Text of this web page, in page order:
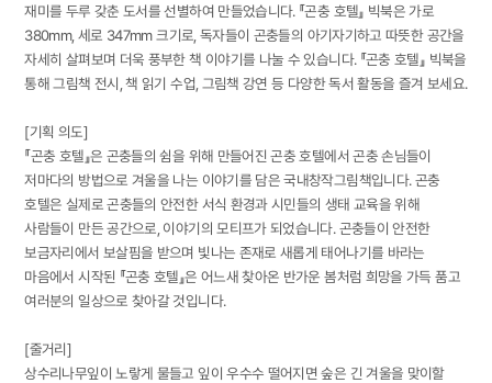
재미를 두루 갖춘 도서를 선별하여 만들었습니다. 『곤충 호텔』 빅북은 가로
380mm, 세로 347mm 크기로, 독자들이 곤충들의 아기자기하고 따뜻한 공간을
자세히 살펴보며 더욱 풍부한 책 이야기를 나눌 수 있습니다. 『곤충 호텔』 빅북을
통해 그림책 전시, 책 읽기 수업, 그림책 강연 등 다양한 독서 활동을 즐겨 보세요.
[기획 의도]
『곤충 호텔』은 곤충들의 쉼을 위해 만들어진 곤충 호텔에서 곤충 손님들이
저마다의 방법으로 겨울을 나는 이야기를 담은 국내창작그림책입니다. 곤충
호텔은 실제로 곤충들의 안전한 서식 환경과 시민들의 생태 교육을 위해
사람들이 만든 공간으로, 이야기의 모티프가 되었습니다. 곤충들이 안전한
보금자리에서 보살핌을 받으며 빛나는 존재로 새롭게 태어나기를 바라는
마음에서 시작된 『곤충 호텔』은 어느새 찾아온 반가운 봄처럼 희망을 가득 품고
여러분의 일상으로 찾아갈 것입니다.
[줄거리]
상수리나무잎이 노랗게 물들고 잎이 우수수 떨어지면 숲은 긴 겨울을 맞이할